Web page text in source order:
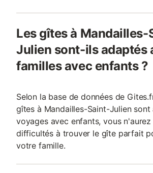
Les gîtes à Mandailles-
Julien sont-ils adaptés
familles avec enfants ?
Selon la base de données de
gîtes à Mandailles-Saint-Julien sont
voyages avec enfants, vous
difficultés à trouver le gîte parfait
votre famille.